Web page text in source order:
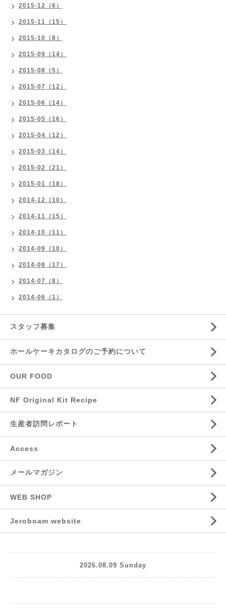
2015-12（6）
2015-11（15）
2015-10（8）
2015-09（14）
2015-08（5）
2015-07（12）
2015-06（14）
2015-05（16）
2015-04（12）
2015-03（14）
2015-02（21）
2015-01（18）
2014-12（10）
2014-11（15）
2014-10（11）
2014-09（10）
2014-08（17）
2014-07（8）
2014-06（1）
スタッフ募集
ホールケーキカタログのご予約について
OUR FOOD
NF Original Kit Recipe
生産者訪問レポート
Access
メールマガジン
WEB SHOP
Jeroboam website
2026.08.09 Sunday